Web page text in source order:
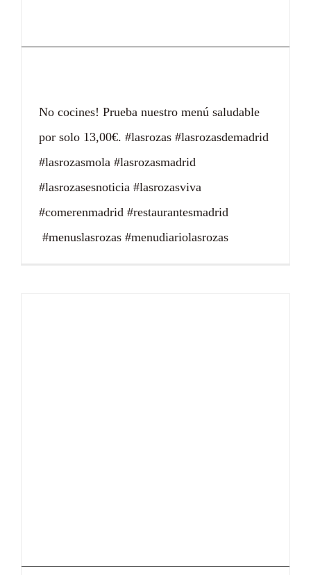
No cocines! Prueba nuestro menú saludable
por solo 13,00€. #lasrozas #lasrozasdemadrid
#lasrozasmola #lasrozasmadrid
#lasrozasesnoticia #lasrozasviva
#comerenmadrid #restaurantesmadrid
#menuslasrozas #menudiariolasrozas